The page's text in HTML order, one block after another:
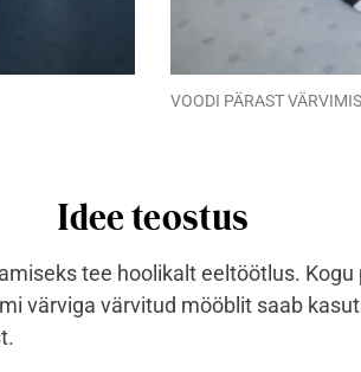
VOODI PÄRAST
Idee teostus
tee hoolikalt eeltöötlus. Kogu
värviga värvitud mööblit saab